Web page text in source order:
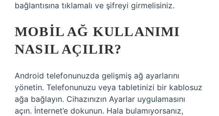
bağlantısına tıklamalı ve şifreyi girmelisiniz.
MOBIL AĞ KULLANIMI
NASIL AÇILIR?
Android telefonunuzda gelişmiş ağ ayarlarını
yönetin. Telefonunuzu veya tabletinizi bir kablosuz
ağa bağlayın. Cihazınızın Ayarlar uygulamasını
açın. İnternet’e dokunun. Hala bulamıyorsanız,